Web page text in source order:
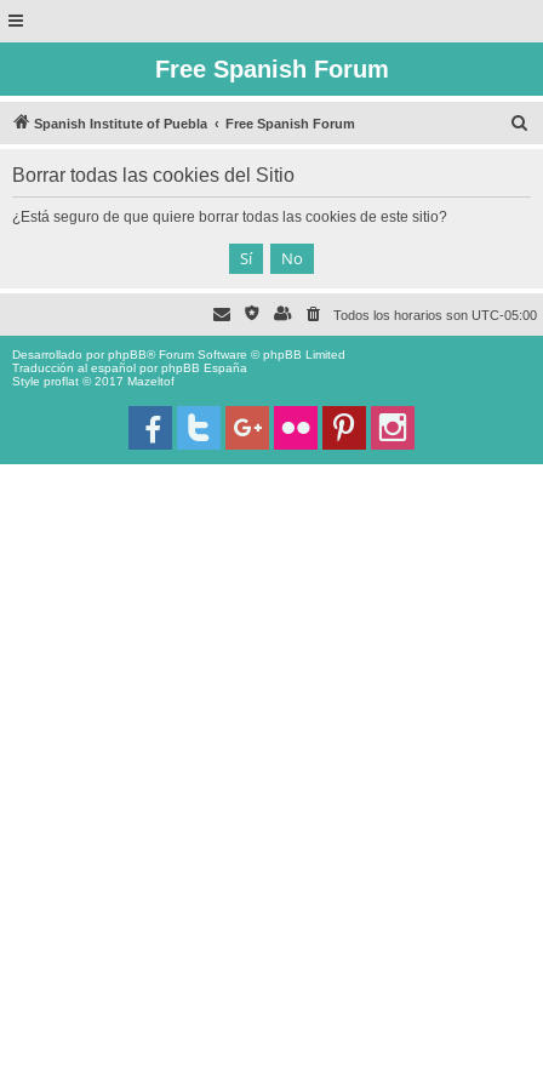
Free Spanish Forum
Spanish Institute of Puebla Free Spanish Forum
Borrar todas las cookies del Sitio
¿Está seguro de que quiere borrar todas las cookies de este sitio?
Todos los horarios son UTC-05:00
Desarrollado porphpBB® Forum Software © phpBB Limited
Traducción al español porphpBB España
Style proflat © 2017 Mazeltof